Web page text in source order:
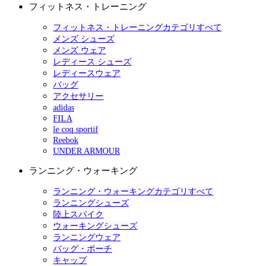
フィットネス・トレーニング
フィットネス・トレーニングカテゴリすべて
メンズ シューズ
メンズ ウェア
レディース シューズ
レディースウェア
バッグ
アクセサリー
adidas
FILA
le coq sportif
Reebok
UNDER ARMOUR
ランニング・ウォーキング
ランニング・ウォーキングカテゴリすべて
ランニングシューズ
陸上スパイク
ウォーキングシューズ
ランニングウェア
バッグ・ポーチ
キャップ